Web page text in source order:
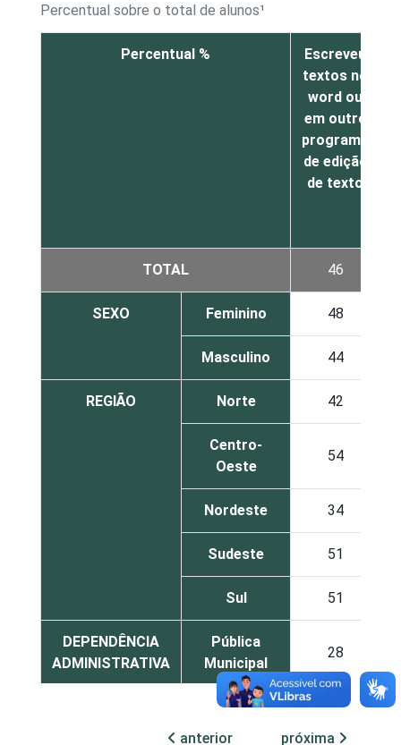
Percentual sobre o total de alunos¹
Percentual %
Escreveu
textos no
word ou
em outro
programa
de edição
de texto
TOTAL 46
SEXO Feminino 48
Masculino 44
REGIÃO Norte 42
Centro-
Oeste
54
Nordeste 34
Sudeste 51
Sul 51
DEPENDÊNCIA
ADMINISTRATIVA
Pública
Municipal
28
Pública
Estadual
anterior próxima